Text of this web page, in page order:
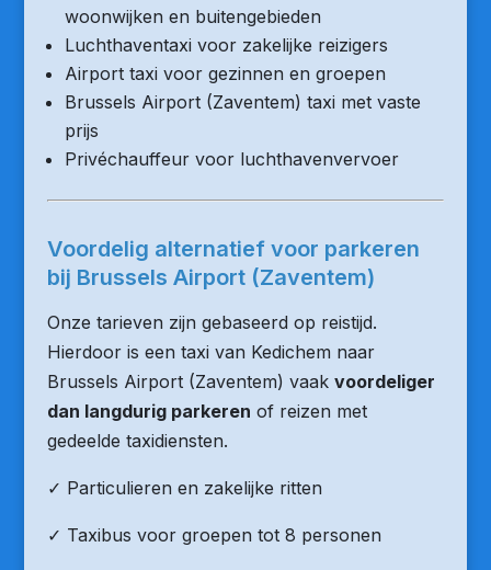
woonwijken en buitengebieden
Luchthaventaxi voor zakelijke reizigers
Airport taxi voor gezinnen en groepen
Brussels Airport (Zaventem) taxi met vaste
prijs
Privéchauffeur voor luchthavenvervoer
Voordelig alternatief voor parkeren
bij Brussels Airport (Zaventem)
Onze tarieven zijn gebaseerd op reistijd.
Hierdoor is een taxi van Kedichem naar
Brussels Airport (Zaventem) vaak voordeliger
dan langdurig parkeren of reizen met
gedeelde taxidiensten.
✓ Particulieren en zakelijke ritten
✓ Taxibus voor groepen tot 8 personen